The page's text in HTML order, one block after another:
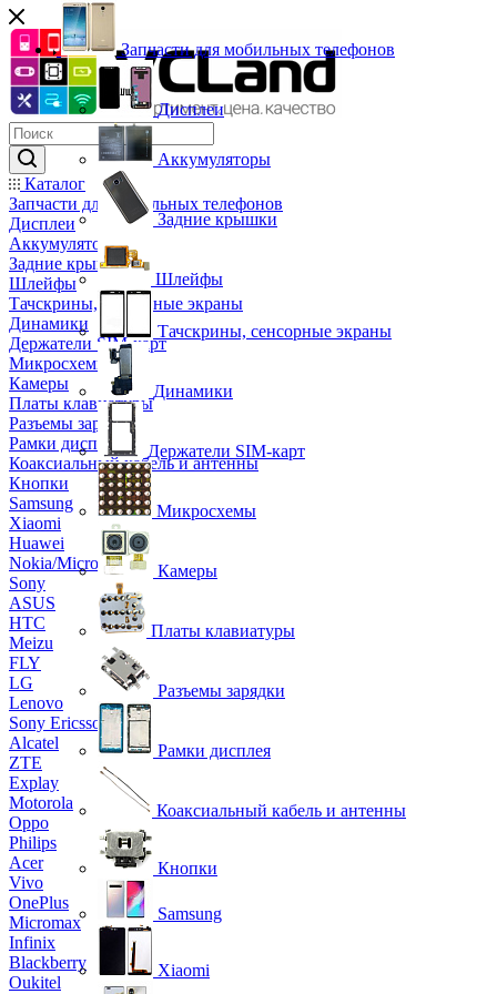
Каталог
Запчасти для мобильных телефонов
Дисплеи
Аккумуляторы
Задние крышки
Шлейфы
Тачскрины, сенсорные экраны
Динамики
Держатели SIM-карт
Микросхемы
Камеры
Платы клавиатуры
Разъемы зарядки
Рамки дисплея
Коаксиальный кабель и антенны
Кнопки
Samsung
Xiaomi
Huawei
Nokia/Microsoft
Sony
ASUS
HTC
Meizu
FLY
LG
Lenovo
Sony Ericsson
Alcatel
ZTE
Explay
Motorola
Oppo
Philips
Acer
Vivo
OnePlus
Micromax
Infinix
Blackberry
Oukitel
Запчасти для мобильных телефонов
Дисплеи
Аккумуляторы
Задние крышки
Шлейфы
Тачскрины, сенсорные экраны
Динамики
Держатели SIM-карт
Микросхемы
Камеры
Платы клавиатуры
Разъемы зарядки
Рамки дисплея
Коаксиальный кабель и антенны
Кнопки
Samsung
Xiaomi